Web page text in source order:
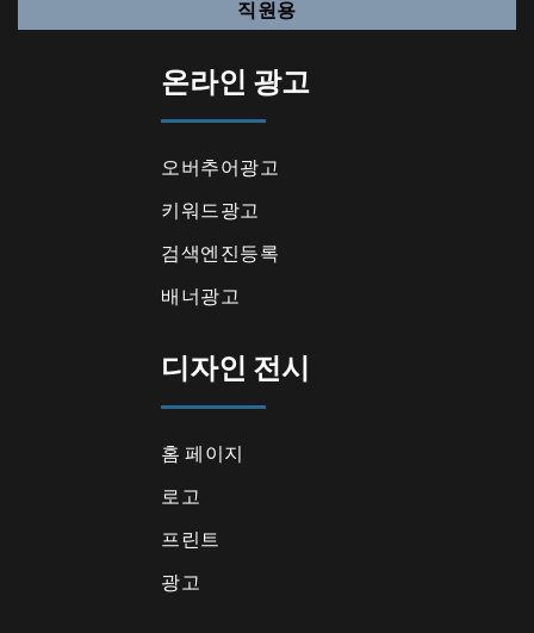
직원용
온라인 광고
오버추어광고
키워드광고
검색엔진등록
배너광고
디자인 전시
홈 페이지
로고
프린트
광고